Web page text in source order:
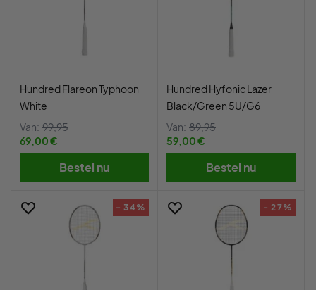
Hundred Flareon Typhoon
White
Van: 99,95
69,00 €
Bestel nu
Hundred Hyfonic Lazer
Black/Green 5U/G6
Van: 89,95
59,00 €
Bestel nu
- 34% - 27%